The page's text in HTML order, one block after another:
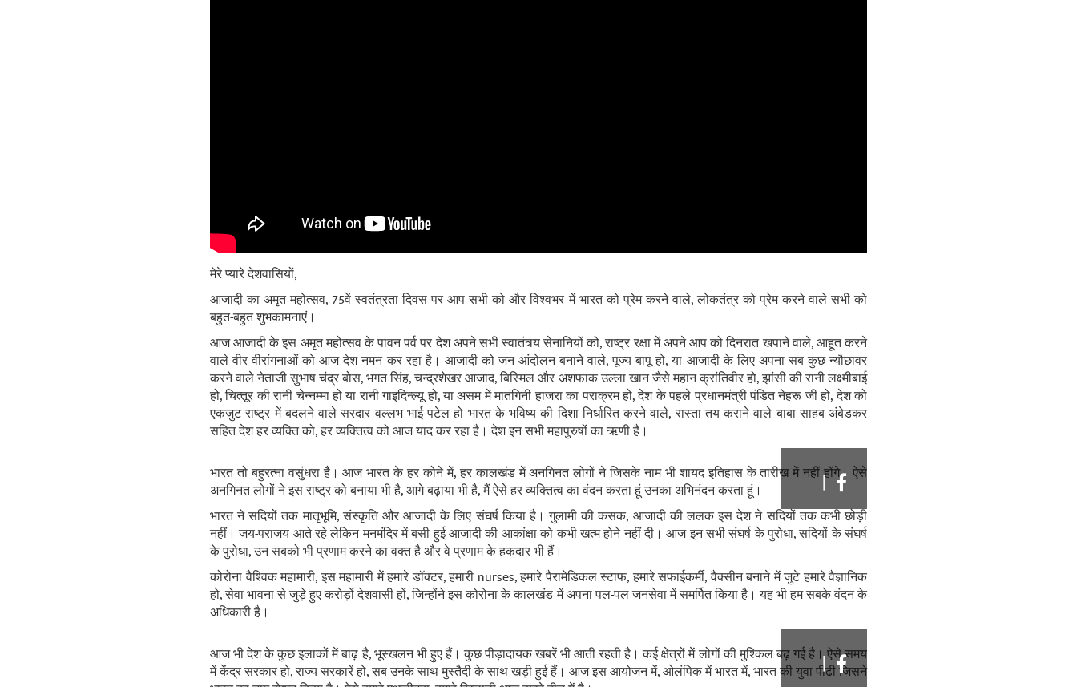
मेरे प्‍यारे देशवासियों,
आजादी का अमृत महोत्‍सव, 75वें स्‍वतंत्रता दिवस पर आप सभी को और विश्‍वभर में भारत को प्रेम करने वाले, लोकतंत्र को प्रेम करने वाले सभी को
बहुत-बहुत शुभकामनाएं।
आज आजादी के इस अमृत महोत्‍सव के पावन पर्व पर देश अपने सभी स्वातंत्र्य सेनानियों को, राष्‍ट्र रक्षा में अपने आप को दिनरात खपाने वाले, आहूत करने
वाले वीर वीरांगनाओं को आज देश नमन कर रहा है। आजादी को जन आंदोलन बनाने वाले, पूज्‍य बापू हो, या आजादी के लिए अपना सब कुछ न्‍यौछावर
करने वाले नेताजी सुभाष चंद्र बोस, भगत सिंह, चन्‍द्रशेखर आजाद, बिस्मिल और अशफाक उल्ला खान जैसे महान क्रांतिवीर हो, झांसी की रानी लक्ष्‍मीबाई
हो, चित्‍तूर की रानी चेन्नम्मा हो या रानी गाइदिन्ल्यू हो, या असम में मातंगिनी हाजरा का पराक्रम हो, देश के पहले प्रधानमंत्री पंडित नेहरू जी हो, देश को
एकजुट राष्‍ट्र में बदलने वाले सरदार वल्‍लभ भाई पटेल हो भारत के भविष्‍य की दिशा निर्धारित करने वाले, रास्‍ता तय कराने वाले बाबा साहब अंबेडकर
सहित देश हर व्‍यक्ति को, हर व्‍यक्तित्‍व को आज याद कर रहा है। देश इन सभी महापुरुषों का ऋणी है।
|
भारत तो बहुरत्‍ना वसुंधरा है। आज भारत के हर कोने में, हर कालखंड में अनगिनत लोगों ने जिसके नाम भी शायद इतिहास के तारीख में नहीं होंगे। ऐसे
अनगिनत लोगों ने इस राष्‍ट्र को बनाया भी है, आगे बढ़ाया भी है, मैं ऐसे हर व्‍यक्तित्‍व का वंदन करता हूं उनका अभिनंदन करता हूं।
भारत ने सदियों तक मातृभूमि, संस्‍कृति और आजादी के लिए संघर्ष किया है। गुलामी की कसक, आजादी की ललक इस देश ने सदियों तक कभी छोड़ी
नहीं। जय-पराजय आते रहे लेकिन मनमंदिर में बसी हुई आजादी की आकांक्षा को कभी खत्‍म होने नहीं दी। आज इन सभी संघर्ष के पुरोधा, सदियों के संघर्ष
के पुरोधा, उन सबको भी प्रणाम करने का वक्‍त है और वे प्रणाम के हकदार भी हैं।
कोरोना वैश्विक महामारी, इस महामारी में हमारे डॉक्‍टर, हमारी nurses, हमारे पैरामेडिकल स्‍टाफ, हमारे सफाईकर्मी, वैक्‍सीन बनाने में जुटे हमारे वैज्ञानिक
हो, सेवा भावना से जुड़े हुए करोड़ों देशवासी हों, जिन्होंने इस कोरोना के कालखंड में अपना पल-पल जनसेवा में समर्पित किया है। यह भी हम सबके वंदन के
अधिकारी है।
|
आज भी देश के कुछ इलाकों में बाढ़ है, भूस्‍खलन भी हुए हैं। कुछ पीड़ादायक खबरें भी आती रहती है। कई क्षेत्रों में लोगों की मुश्किल बढ़ गई है। ऐसे समय
में केंद्र सरकार हो, राज्‍य सरकारें हो, सब उनके साथ मुस्तैदी के साथ खड़ी हुई हैं। आज इस आयोजन में, ओलंपिक में भारत में, भारत की युवा पीढ़ी जिसने